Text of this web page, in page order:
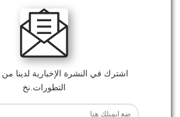
اشترك في النشرة الإخبارية لدينا
التطورات.نخ